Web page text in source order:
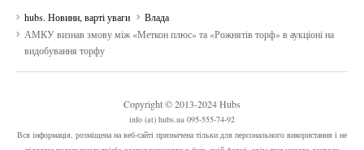
hubs. Новини, варті уваги
Влада
АМКУ визнав змову між «Меткон плюс» та «Рожнятів торф» в аукціоні на
видобування торфу
Copyright © 2013-2024 Hubs
info (at) hubs.ua 095-555-74-92
Вся інформація, розміщена на веб-сайті призначена тільки для персонального використання і не